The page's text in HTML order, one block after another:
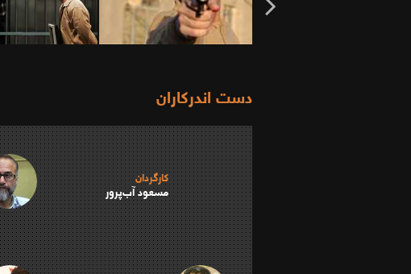
دست اندرکاران
کارگردان
مسعود آب‌پرور